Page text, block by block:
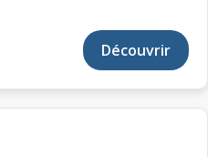
Découvrir